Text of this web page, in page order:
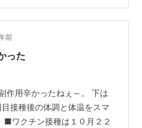
マンゴーを食べて、パラダイ
らない文章を書きまくってし
ビビりながら接種会場「マ
運んで…
前
った
作用辛かったねぇ～。 下は
接種後の体調と体温をスマ
■ワクチン接種は１０月２２